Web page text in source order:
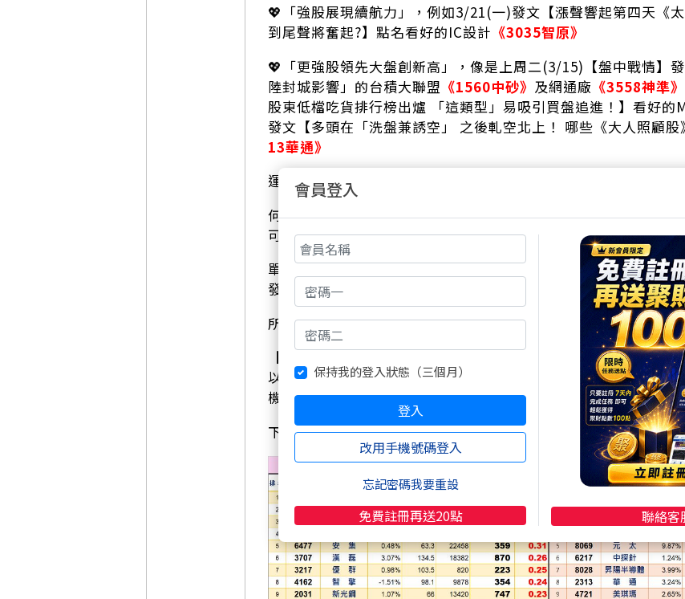
💖「強股展現續航力」，例如3/21(一)發文【漲聲響起第四天《
到尾聲將奮起?】點名看好的IC設計 《3035智原》
💖「更強股領先大盤創新高」，像是上周二(3/15)【盤中戰情】
陸封城影響」的台積大聯盟 《1560中砂》 及網通廠 《3558神準》
股東低檔吃貨排行榜出爐 「這類型」易吸引買盤追進！】看好的
發文【多頭在「洗盤兼誘空」 之後軋空北上！ 哪些《大人照顧
13華通》
運用【太極選股法】精選法人著墨股，常能走在前頭先嘗甜頭
何謂【太極選股法】呢? 易經及道教都有「太極」的概念，太極
可以這樣闡述，「陰」代表穩藏於內的「籌碼面」、「陽」表示
單用「籌碼」選股會有遺珠之憾，因為大咖可以化整為零閃過追
發動漲勢、可以…。單用「線形」選股也會力有未逮，像是騙線
所以「陰陽調和(大戶籌碼+多方線形)」就容易挑到內外皆美的
【投本比】=【投信買超張數／個股股本】；【外本比】=【外
以看出投信、外資對一檔個股的股價影響力，比單看買超張數更
機會在「投信、外資吃貨時就搭上順風車」，買在起漲前，不賺
下表是3/24(四)的1日【投本比】與【外本比】，符合【太極選股
會員登入
保持我的登入狀態（三個月）
登入
改用手機號碼登入
忘記密碼我要重設
免費註冊再送20點 聯絡客